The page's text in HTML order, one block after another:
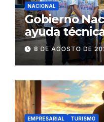
NACIONAL
Gobierno
ayuda
Bono
familia en
8 DE AGOSTO DE
EMPRESARIAL TURISMO